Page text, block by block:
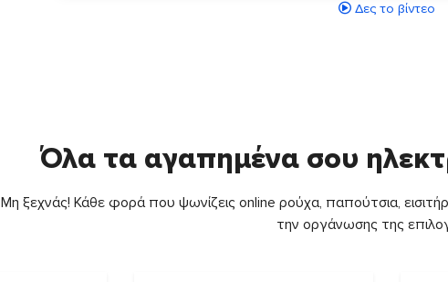
Δες το βίντεο
Όλα τα αγαπημένα σου
Μη ξεχνάς! Κάθε φορά που ψωνίζεις online ρούχα, παπούτσια,
την οργάνωσης της